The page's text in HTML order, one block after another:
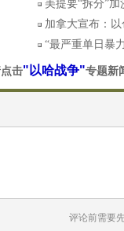
美提要“拆分”
加拿大宣布：
“最严重单日暴
击"以哈战争"专题新
评论前需要